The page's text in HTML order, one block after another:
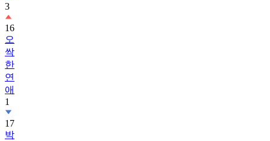
3
16
오
싹
한
연
애
1
17
박